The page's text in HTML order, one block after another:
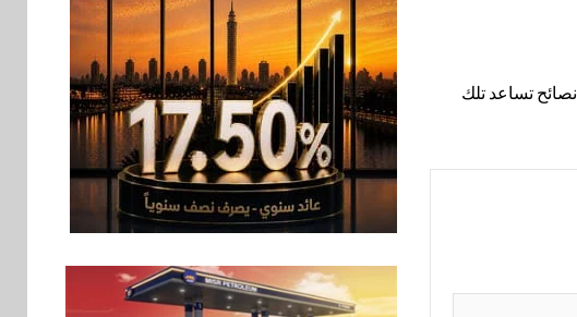
الشركات المتوسطة وتحديات الأمن السيبراني.. 5 نصائح تساعد تلك
اقتصاد
الأعلى يوقّع بروتوكول
تعاون مع البريد لتقديم